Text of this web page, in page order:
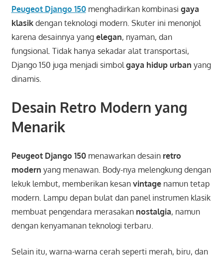
Peugeot Django 150menghadirkan kombinasi gaya
klasikdengan teknologi modern. Skuter ini menonjol
karena desainnya yang elegan, nyaman, dan
fungsional. Tidak hanya sekadar alat transportasi,
Django 150 juga menjadi simbol gaya hidup urban yang
dinamis.
Desain Retro Modern yang
Menarik
Peugeot Django 150menawarkan desain retro
modern yang menawan. Body-nya melengkung dengan
lekuk lembut, memberikan kesan vintagenamun tetap
modern. Lampu depan bulat dan panel instrumen klasik
membuat pengendara merasakan nostalgia, namun
dengan kenyamanan teknologi terbaru.
Selain itu, warna-warna cerah seperti merah, biru, dan